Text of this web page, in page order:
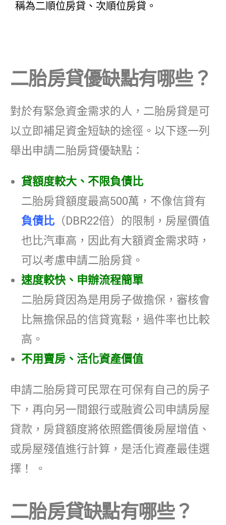
稱為二順位房貸、次順位房貸。
二胎房貸優缺點有哪些？
對於有緊急資金需求的人，二胎房貸是可
以立即補足資金短缺的途徑。以下逐一列
舉出申請二胎房貸優缺點：
貸額度較大、不限負債比
二胎房貸額度最高500萬，不像信貸有
負債比 （DBR22倍）的限制，房屋價值
也比汽車高，因此有大額資金需求時，
可以考慮申請二胎房貸。
速度較快、申辦流程簡單
二胎房貸因為是用房子做擔保，審核會
比無擔保品的信貸寬鬆，過件率也比較
高。
不用賣房、活化資產價值
申請二胎房貸可民眾在可保有自己的房子
下，再向另一間銀行或融資公司申請房屋
貸款，房貸額度將依照鑑價後房屋增值、
或房屋殘值進行計算，是活化資產最佳選
擇！ 。
二胎房貸缺點有哪些？